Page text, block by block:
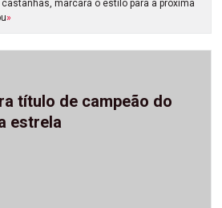
marcará o estilo para a próxima
»
título de campeão do
estrela